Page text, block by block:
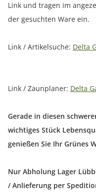
Link und tragen im
der gesuchten Ware ein.
Link / Artikelsuche: Delta
Link / Zaunplaner: Delta
Gerade in diesen
wichtiges Stück
genießen Sie Ihr Grünes
Nur Abholung Lager
/ Anlieferung per